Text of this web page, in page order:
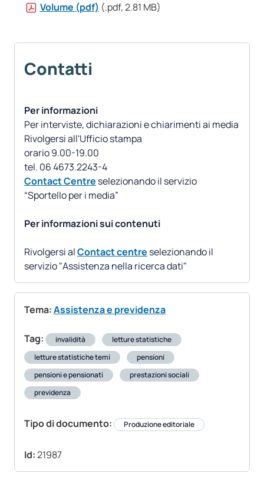
Volume (pdf) (.pdf, 2.81 MB)
Contatti
Per informazioni
Per interviste, dichiarazioni e chiarimenti ai media
Rivolgersi all'Ufficio stampa
orario 9.00-19.00
Contact Centre selezionando il servizio
“Sportello per i media”
Per informazioni sui contenuti
Rivolgersi alContact centre selezionando il
servizio "Assistenza nella ricerca dati"
Tema:Assistenza e previdenza
Tag: invalidità
letture statistiche
letture statistiche temi
pensioni
pensioni e pensionati
prestazioni sociali
previdenza
Tipo di documento: Produzione editoriale
Id:21987